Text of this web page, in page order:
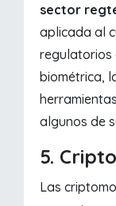
sector
aplicada al
regulatorios
biométrica,
algunos de
5.
Las